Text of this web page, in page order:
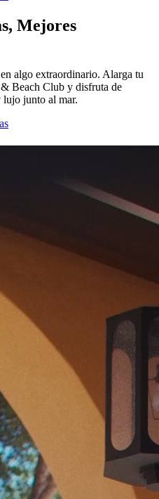
Mejores
algo extraordinario. Alarga tu
Beach Club y disfruta de